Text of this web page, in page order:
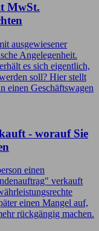
MwSt.
ausgewiesener
Angelegenheit.
es sich eigentlich,
soll? Hier stellt
einen Geschäftswagen
- worauf Sie
einen
verkauft
einen Mangel auf,
rückgängig machen.